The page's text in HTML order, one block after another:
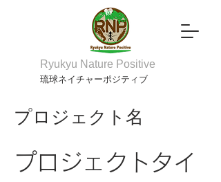
Ryukyu Nature Positive
琉球ネイチャーポジティブ
プロジェクト名
プロジェクトタイ